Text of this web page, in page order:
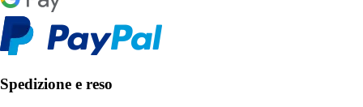
Spedizione e reso